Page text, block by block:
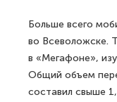
Больше всего
во Всеволожске.
в «Мегафоне»,
Общий объем
составил свыше